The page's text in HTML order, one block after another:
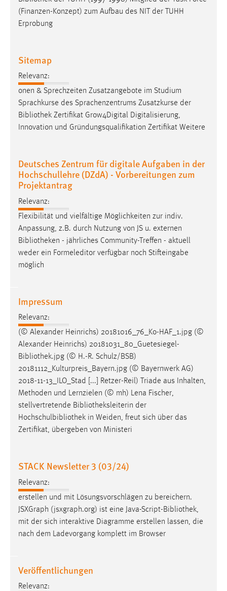
(Finanzen-Konzept) zum Aufbau des NIT der TUHH
Erprobung
Sitemap
Relevanz:
onen & Sprechzeiten Zusatzangebote im Studium
Sprachkurse des Sprachenzentrums Zusatzkurse der
Bibliothek Zertifikat Grow4Digital Digitalisierung,
Innovation und Gründungsqualifikation Zertifikat Weitere
Deutsches Zentrum für digitale Aufgaben in der
Hochschullehre (DZdA) - Vorbereitungen zum
Projektantrag
Relevanz:
Flexibilität und vielfältige Möglichkeiten zur indiv.
Anpassung, z.B. durch Nutzung von JS u. externen
Bibliotheken - jährliches Community-Treffen - aktuell
weder ein Formeleditor verfügbar noch Stifteingabe
möglich
Impressum
Relevanz:
(© Alexander Heinrichs) 20181016_76_Ko-HAF_1.jpg (©
Alexander Heinrichs) 20181031_80_Guetesiegel-
Bibliothek.jpg (© H.-R. Schulz/BSB)
20181112_Kulturpreis_Bayern.jpg (© Bayernwerk AG)
2018-11-13_ILO_Stad [...] Retzer-Reil) Triade aus Inhalten,
Methoden und Lernzielen (© mh) Lena Fischer,
stellvertretende Bibliotheksleiterin der
Hochschulbibliothek in Weiden, freut sich über das
Zertifikat, übergeben von Ministeri
STACK Newsletter 3 (03/24)
Relevanz:
erstellen und mit Lösungsvorschlägen zu bereichern.
JSXGraph (jsxgraph.org) ist eine Java-Script-Bibliothek,
mit der sich interaktive Diagramme erstellen lassen, die
nach dem Ladevorgang komplett im Browser
Veröffentlichungen
Relevanz:
EXTERNE MEDIEN
Um Inhalte von Videoplattformen und Social Media
YouTube
Vimeo